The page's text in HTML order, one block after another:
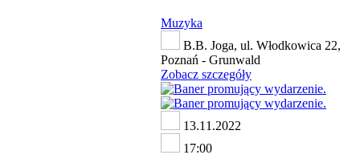
Muzyka
B.B. Joga, ul. Włodkowica 22,
Poznań - Grunwald
Zobacz szczegóły
13.11.2022
17:00